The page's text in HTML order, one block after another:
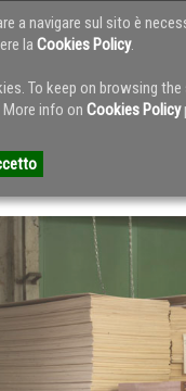
a navigare sul sito è
la Cookies Policy.
To keep on browsing
info on Cookies Policy